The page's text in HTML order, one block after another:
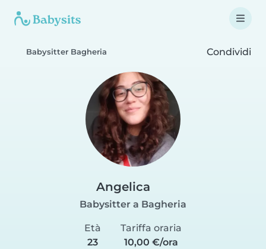
Babysitter Bagheria Condividi
Angelica
Babysitter a Bagheria
Età
23
Tariffa oraria
10,00 €/ora